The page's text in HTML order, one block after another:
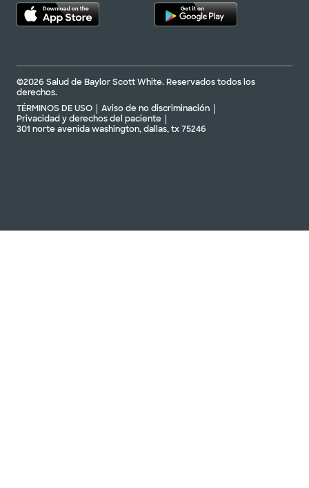
©2026 Salud de Baylor Scott White. Reservados todos los
derechos.
TÉRMINOS DE USO
Aviso de no discriminación
Privacidad y derechos del paciente
301 norte avenida washington, dallas, tx 75246